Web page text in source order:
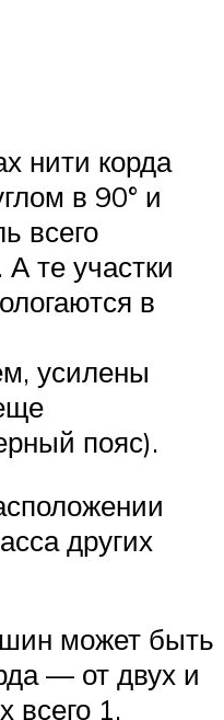
нити корда
в 90° и
всего
те участки
в
усилены
пояс).
других
может быть
— от двух и
всего 1.